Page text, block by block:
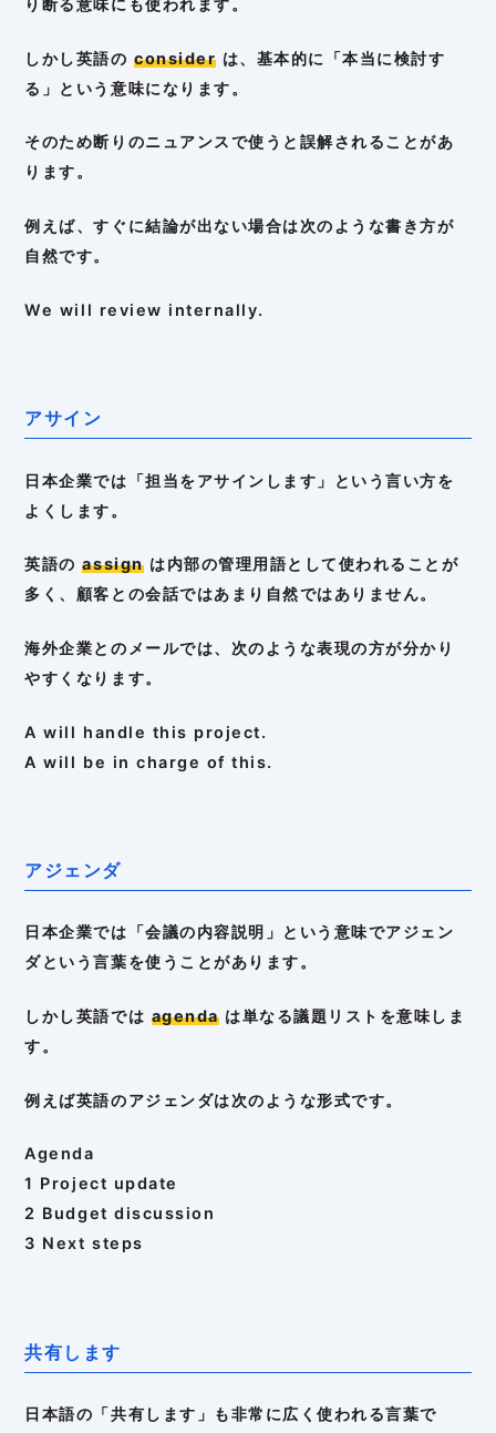
り断る意味にも使われます。
しかし英語のconsider は、基本的に「本当に検討す
る」という意味になります。
そのため断りのニュアンスで使うと誤解されることがあ
ります。
例えば、すぐに結論が出ない場合は次のような書き方が
自然です。
We will review internally.
アサイン
日本企業では「担当をアサインします」という言い方を
よくします。
英語のassignは内部の管理用語として使われることが
多く、顧客との会話ではあまり自然ではありません。
海外企業とのメールでは、次のような表現の方が分かり
やすくなります。
A will handle this project.
A will be in charge of this.
アジェンダ
日本企業では「会議の内容説明」という意味でアジェン
ダという言葉を使うことがあります。
しかし英語では agendaは単なる議題リストを意味しま
す。
例えば英語のアジェンダは次のような形式です。
Agenda
1 Project update
2 Budget discussion
3 Next steps
共有します
日本語の「共有します」も非常に広く使われる言葉で